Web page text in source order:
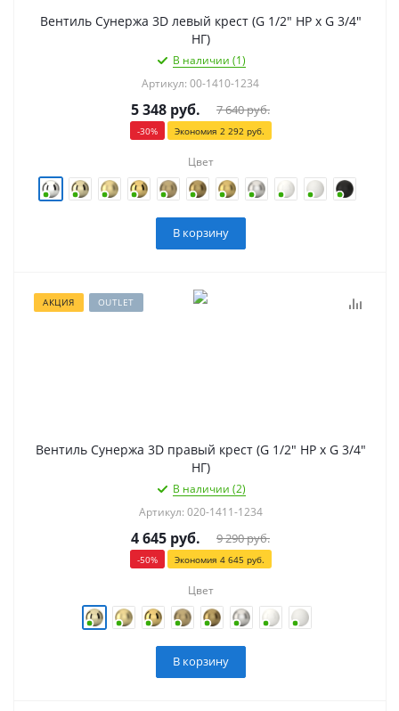
Вентиль Сунержа 3D левый крест (G 1/2" НР х G 3/4"
НГ)
В наличии (1)
Артикул: 00-1410-1234
5 348 руб. 7 640руб.
-30% Экономия 2 292руб.
Цвет
В корзину
АКЦИЯ OUTLET
Вентиль Сунержа 3D правый крест (G 1/2" НР х G 3/4"
НГ)
В наличии (2)
Артикул: 020-1411-1234
4 645 руб. 9 290руб.
-50% Экономия 4 645 руб.
Цвет
В корзину